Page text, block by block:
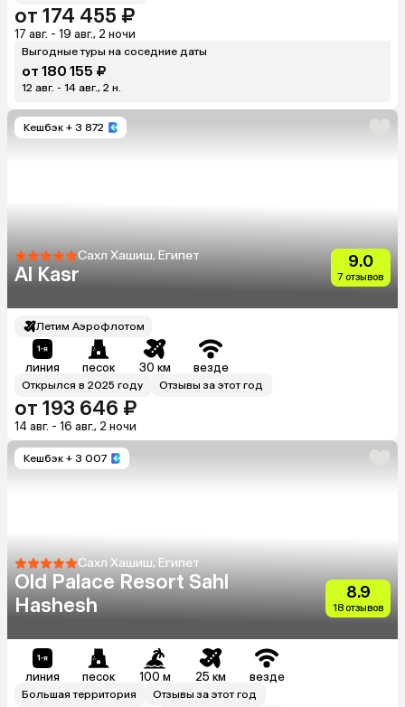
от 174 455 ₽
17 авг. - 19 авг., 2 ночи
Выгодные туры на соседние даты
от 180 155 ₽
12 авг. - 14 авг., 2 н.
Кешбэк + 3 872
Сахл Хашиш, Египет
Al Kasr
9.0
7 отзывов
Летим Аэрофлотом
линия песок 30 км везде
Открылся в 2025 году Отзывы за этот год
от 193 646 ₽
14 авг. - 16 авг., 2 ночи
Кешбэк + 3 007
Сахл Хашиш, Египет
Old Palace Resort Sahl
Hashesh
8.9
18 отзывов
линия песок 100 м 25 км везде
Большая территория Отзывы за этот год